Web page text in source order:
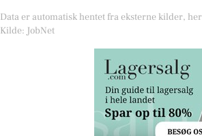
Data er automatisk hentet fra eksterne kilder,
Kilde: JobNet